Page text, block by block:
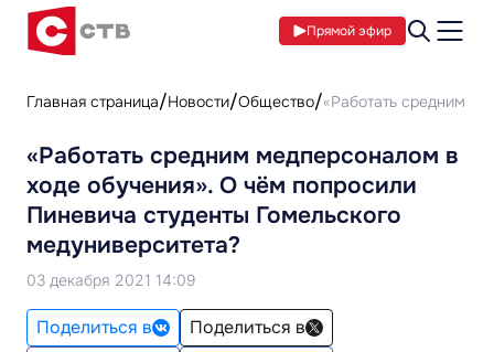
Прямой эфир
Главная страница Новости Общество «Работать средним
«Работать средним медперсоналом в
ходе обучения». О чём попросили
Пиневича студенты Гомельского
медуниверситета?
03 декабря 2021 14:09
Поделиться в
Поделиться в